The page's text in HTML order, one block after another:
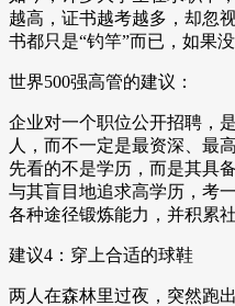
越高，证书越考越多，却忽
书都只是“钓竿”而已，如果
世界500强高管的建议：
企业对一个职位公开招聘，
人，而不一定是最资深、最
先看的不是学历，而是其具
与其盲目地追求高学历，考
各种途径锻炼能力，并积累社
建议4：穿上合适的球鞋
两人在森林里过夜，突然跑